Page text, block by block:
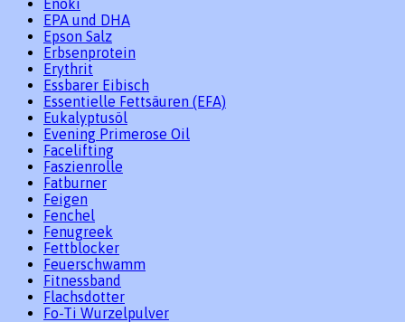
Enoki
EPA und DHA
Epson Salz
Erbsenprotein
Erythrit
Essbarer Eibisch
Essentielle Fettsäuren (EFA)
Eukalyptusöl
Evening Primerose Oil
Facelifting
Faszienrolle
Fatburner
Feigen
Fenchel
Fenugreek
Fettblocker
Feuerschwamm
Fitnessband
Flachsdotter
Fo-Ti Wurzelpulver